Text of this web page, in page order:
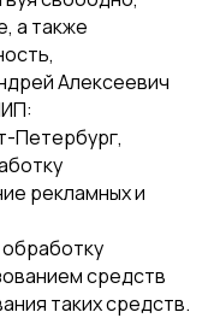
а также
Алексеевич
Петербург,
рекламных и
средств
таких средств.